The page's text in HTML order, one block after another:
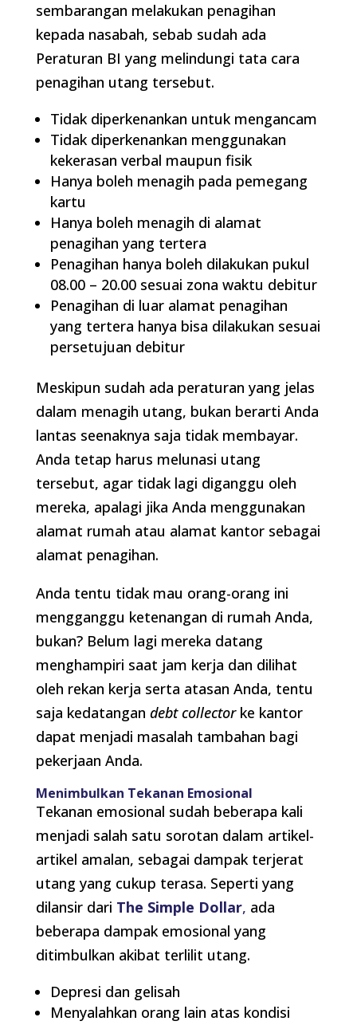
sembarangan melakukan penagihan
kepada nasabah, sebab sudah ada
Peraturan BI yang melindungi tata cara
penagihan utang tersebut.
Tidak diperkenankan untuk mengancam
Tidak diperkenankan menggunakan
kekerasan verbal maupun fisik
Hanya boleh menagih pada pemegang
kartu
Hanya boleh menagih di alamat
penagihan yang tertera
Penagihan hanya boleh dilakukan pukul
08.00 – 20.00 sesuai zona waktu debitur
Penagihan di luar alamat penagihan
yang tertera hanya bisa dilakukan sesuai
persetujuan debitur
Meskipun sudah ada peraturan yang jelas
dalam menagih utang, bukan berarti Anda
lantas seenaknya saja tidak membayar.
Anda tetap harus melunasi utang
tersebut, agar tidak lagi diganggu oleh
mereka, apalagi jika Anda menggunakan
alamat rumah atau alamat kantor sebagai
alamat penagihan.
Anda tentu tidak mau orang-orang ini
mengganggu ketenangan di rumah Anda,
bukan? Belum lagi mereka datang
menghampiri saat jam kerja dan dilihat
oleh rekan kerja serta atasan Anda, tentu
saja kedatangan debt collector ke kantor
dapat menjadi masalah tambahan bagi
pekerjaan Anda.
Menimbulkan Tekanan Emosional
Tekanan emosional sudah beberapa kali
menjadi salah satu sorotan dalam artikel-
artikel amalan, sebagai dampak terjerat
utang yang cukup terasa. Seperti yang
dilansir dari The Simple Dollar, ada
beberapa dampak emosional yang
ditimbulkan akibat terlilit utang.
Depresi dan gelisah
Menyalahkan orang lain atas kondisi